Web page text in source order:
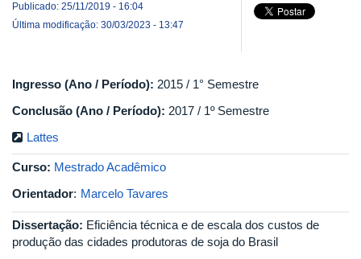
Publicado: 25/11/2019 - 16:04
Última modificação: 30/03/2023 - 13:47
Ingresso (Ano / Período): 2015 / 1° Semestre
Conclusão (Ano / Período): 2017 / 1º Semestre
Lattes
Curso: Mestrado Acadêmico
Orientador: Marcelo Tavares
Dissertação: Eficiência técnica e de escala dos custos de
produção das cidades produtoras de soja do Brasil